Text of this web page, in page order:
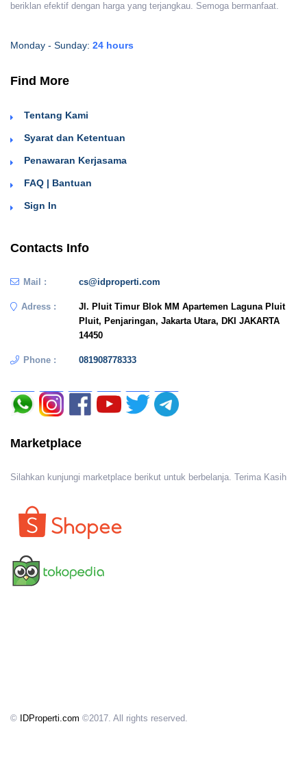
beriklan efektif dengan harga yang terjangkau. Semoga bermanfaat.
Monday - Sunday: 24 hours
Find More
Tentang Kami
Syarat dan Ketentuan
Penawaran Kerjasama
FAQ | Bantuan
Sign In
Contacts Info
Mail : cs@idproperti.com
Adress :
Jl. Pluit Timur Blok MM Apartemen Laguna Pluit
Pluit, Penjaringan, Jakarta Utara, DKI JAKARTA
14450
Phone : 081908778333
Marketplace
Silahkan kunjungi marketplace berikut untuk berbelanja. Terima Kasih
© IDProperti.com ©2017. All rights reserved.